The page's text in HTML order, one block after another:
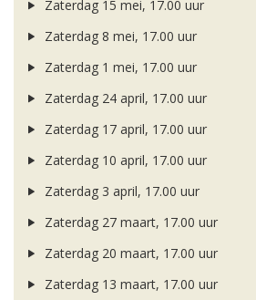
Zaterdag 15 mei, 17.00 uur
Zaterdag 8 mei, 17.00 uur
Zaterdag 1 mei, 17.00 uur
Zaterdag 24 april, 17.00 uur
Zaterdag 17 april, 17.00 uur
Zaterdag 10 april, 17.00 uur
Zaterdag 3 april, 17.00 uur
Zaterdag 27 maart, 17.00 uur
Zaterdag 20 maart, 17.00 uur
Zaterdag 13 maart, 17.00 uur